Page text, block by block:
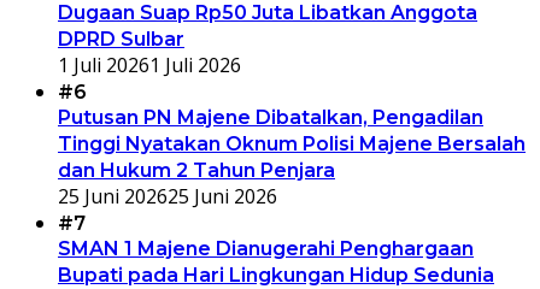
Dugaan Suap Rp50 Juta Libatkan Anggota
DPRD Sulbar
1 Juli 20261 Juli 2026
#6
Putusan PN Majene Dibatalkan, Pengadilan
Tinggi Nyatakan Oknum Polisi Majene Bersalah
dan Hukum 2 Tahun Penjara
25 Juni 202625 Juni 2026
#7
SMAN 1 Majene Dianugerahi Penghargaan
Bupati pada Hari Lingkungan Hidup Sedunia